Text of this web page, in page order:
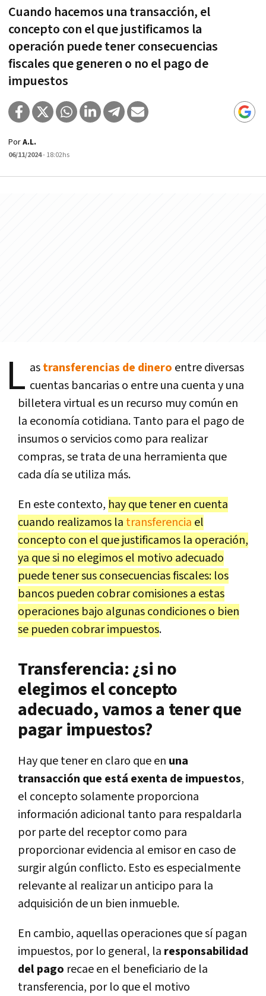
Cuando hacemos una transacción, el
concepto con el que justificamos la
operación puede tener consecuencias
fiscales que generen o no el pago de
impuestos
PorA.L.
06/11/2024- 18:02hs
L astransferencias de dinero entre diversas
cuentas bancarias o entre una cuenta y una
billetera virtual es un recurso muy común en
la economía cotidiana. Tanto para el pago de
insumos o servicios como para realizar
compras, se trata de una herramienta que
cada día se utiliza más.
En este contexto, hay que tener en cuenta
cuando realizamos la transferencia el
concepto con el que justificamos la operación,
ya que si no elegimos el motivo adecuado
puede tener sus consecuencias fiscales: los
bancos pueden cobrar comisiones a estas
operaciones bajo algunas condiciones o bien
se pueden cobrar impuestos.
Transferencia: ¿si no
elegimos el concepto
adecuado, vamos a tener que
pagar impuestos?
Hay que tener en claro que en una
transacción que está exenta de impuestos,
el concepto solamente proporciona
información adicional tanto para respaldarla
por parte del receptor como para
proporcionar evidencia al emisor en caso de
surgir algún conflicto. Esto es especialmente
relevante al realizar un anticipo para la
adquisición de un bien inmueble.
En cambio, aquellas operaciones que sí pagan
impuestos, por lo general, la responsabilidad
del pago recae en el beneficiario de la
transferencia, por lo que el motivo